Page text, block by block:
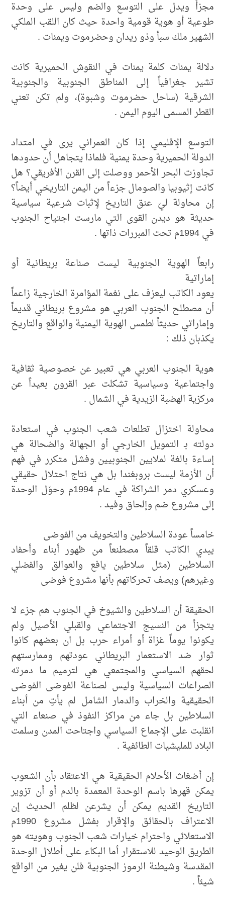
مجزأً ويدل على التوسع والضم وليس على وحدة
طوعية أو هوية قومية واحدة حيث كان اللقب الملكي
الشهير ملك سبأ وذو ريدان وحضرموت ويمنات .
دلالة يمنات كلمة يمنات في النقوش الحميرية كانت
تشير جغرافياً إلى المناطق الجنوبية والجنوبية
الشرقية (ساحل حضرموت وشبوة)، ولم تكن تعني
القطر المسمى اليوم اليمن .
التوسع الإقليمي إذا كان العمراني يرى في امتداد
الدولة الحميرية وحدة يمنية فلماذا يتجاهل أن حدودها
تجاوزت البحر الأحمر ووصلت إلى القرن الأفريقي؟ هل
كانت إثيوبيا والصومال جزءاً من اليمن التاريخي أيضاً؟
إن محاولة ليّ عنق التاريخ لإثبات شرعية سياسية
حديثة هو ديدن القوى التي مارست اجتياح الجنوب
في 1994م تحت المبررات ذاتها .
رابعاً الهوية الجنوبية ليست صناعة بريطانية أو
إماراتية
يعود الكاتب ليعزف على نغمة المؤامرة الخارجية زاعماً
أن مصطلح الجنوب العربي هو مشروع بريطاني قديماً
وإماراتي حديثاً لطمس الهوية اليمنية والواقع والتاريخ
يكذبان ذلك :
هوية الجنوب العربي هي تعبير عن خصوصية ثقافية
واجتماعية وسياسية تشكلت عبر القرون بعيداً عن
مركزية الهضبة الزيدية في الشمال .
محاولة اختزال تطلعات شعب الجنوب في استعادة
دولته بـ التمويل الخارجي أو الجهالة والضحالة هي
إساءة بالغة لملايين الجنوبيين وفشل متكرر في فهم
أن الأزمة ليست بروبغندا بل هي نتاج احتلال حقيقي
وعسكري دمر الشراكة في عام 1994م وحوّل الوحدة
إلى مشروع ضم وإلحاق وفيد .
خامساً عودة السلاطين والتخويف من الفوضى
يبدي الكاتب قلقاً مصطنعاً من ظهور أبناء وأحفاد
السلاطين (مثل سلاطين يافع والعوالق والفضلي
وغيرهم) ويصف تحركاتهم بأنها مشروع فوضى
الحقيقة أن السلاطين والشيوخ في الجنوب هم جزء لا
يتجزأ من النسيج الاجتماعي والقبلي الأصيل ولم
يكونوا يوماً غزاة أو أمراء حرب بل ان بعضهم كانوا
ثوار ضد الاستعمار البريطاني عودتهم وممارستهم
لحقهم السياسي والمجتمعي هي لترميم ما دمرته
الصراعات السياسية وليس لصناعة الفوضى الفوضى
الحقيقية والخراب والدمار الشامل لم يأتِ من أبناء
السلاطين بل جاء من مراكز النفوذ في صنعاء التي
انقلبت على الإجماع السياسي واجتاحت المدن وسلمت
البلاد للمليشيات الطائفية .
إن أضغاث الأحلام الحقيقية هي الاعتقاد بأن الشعوب
يمكن قهرها باسم الوحدة المعمدة بالدم أو أن تزوير
التاريخ القديم يمكن أن يشرعن لظلم الحديث إن
الاعتراف بالحقائق والإقرار بفشل مشروع 1990م
الاستعلائي واحترام خيارات شعب الجنوب وهويته هو
الطريق الوحيد للاستقرار أما البكاء على أطلال الوحدة
المقدسة وشيطنة الرموز الجنوبية فلن يغير من الواقع
شيئاً .